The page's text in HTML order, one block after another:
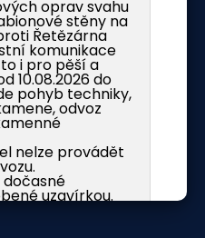
oprav svahu
stěny na
Řetězárna
komunikace
i pro pěší a
10.08.2026 do
pohyb techniky,
odvoz
nelze provádět
dočasné
uzavírkou.